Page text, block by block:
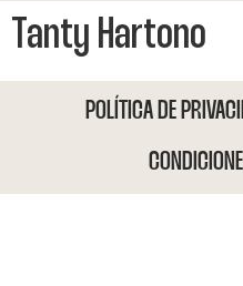
Tanty Hartono
POLÍTICA DE